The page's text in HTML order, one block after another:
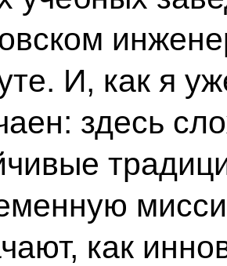
И, как я
здесь
как